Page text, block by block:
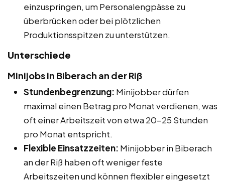
einzuspringen, um Personalengpässe zu
überbrücken oder bei plötzlichen
Produktionsspitzen zu unterstützen.
Unterschiede
Minijobs in Biberach an der Riß
Stundenbegrenzung: Minijobber dürfen
maximal einen Betrag pro Monat verdienen, was
oft einer Arbeitszeit von etwa 20-25 Stunden
pro Monat entspricht.
Flexible Einsatzzeiten: Minijobber in Biberach
an der Riß haben oft weniger feste
Arbeitszeiten und können flexibler eingesetzt